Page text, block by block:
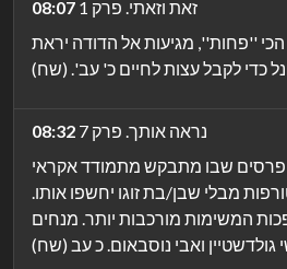
08:07
זאת וזאתי. פרק 1
הכי ''פחות'', מגיעות אל הדודה יראת
08:32
נראה אותך. פרק 7
שבו מתבקש מתמודד אקראי
מבלי שבן/בת זוגו יחשפו אותו.
המשימות מורכבות יותר. מנחים